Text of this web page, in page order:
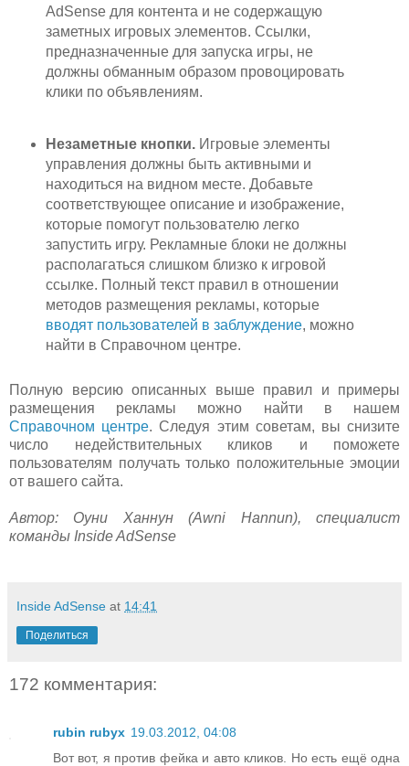
AdSense для контента и не содержащую
заметных игровых элементов. Ссылки,
предназначенные для запуска игры, не
должны обманным образом провоцировать
клики по объявлениям.
Незаметные кнопки.Игровые элементы
управления должны быть активными и
находиться на видном месте. Добавьте
соответствующее описание и изображение,
которые помогут пользователю легко
запустить игру. Рекламные блоки не должны
располагаться слишком близко к игровой
ссылке. Полный текст правил в отношении
методов размещения рекламы, которые
вводят пользователей в заблуждение, можно
найти в Справочном центре.
Полную версию описанных выше правил и примеры
размещения рекламы можно найти в нашем
Справочном центре. Следуя этим советам, вы снизите
число недействительных кликов и поможете
пользователям получать только положительные эмоции
от вашего сайта.
Автор: Оуни Ханнун (Awni Hannun), специалист
команды Inside AdSense
Inside AdSense at 14:41
Поделиться
172 комментария:
rubin rubyx 19.03.2012, 04:08
Вот вот, я против фейка и авто кликов. Но есть ещё одна